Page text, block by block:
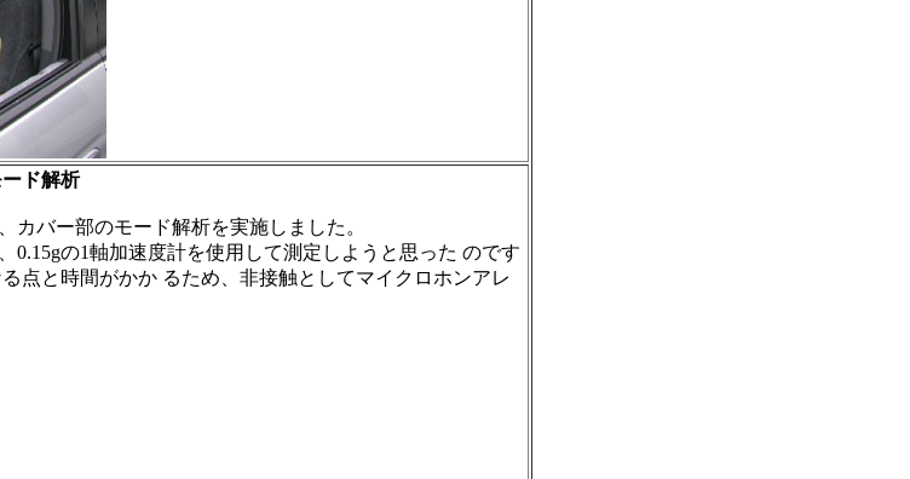
ド解析
カバー部のモード解析を実施しました。
の1軸加速度計を使用して測定しようと思った のです
点と時間がかか るため、非接触としてマイクロホンアレ